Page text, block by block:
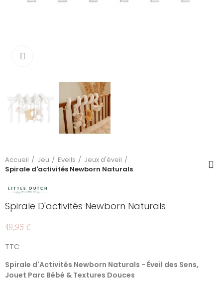
Accueil Jeu Eveils
Jeux d'éveil
Spirale d'activités Newborn Naturals
Spirale D'activités Newborn Naturals
19,95 €
TTC
Spirale d'Activités Newborn Naturals - Éveil des Sens,
Jouet Parc Bébé & Textures Douces